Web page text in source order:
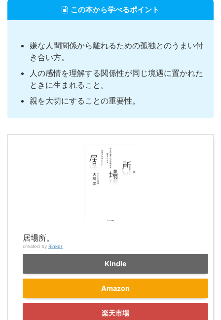
この本から学べるポイント
嫌な人間関係から離れるための孤独とのうまい付
き合い方。
人の感情を理解する関係性が同じ境遇に置かれた
ときに生まれること。
親を大切にすることの重要性。
居場所。
created by Rinker
Kindle
Amazon
楽天市場